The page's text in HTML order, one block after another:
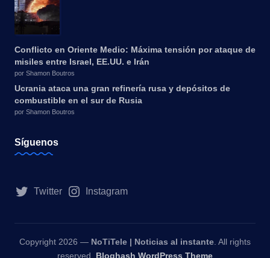
Conflicto en Oriente Medio: Máxima tensión por ataque de
misiles entre Israel, EE.UU. e Irán
por Shamon Boutros
Ucrania ataca una gran refinería rusa y depósitos de
combustible en el sur de Rusia
por Shamon Boutros
Síguenos
Twitter Instagram
Copyright 2026 — NoTiTele | Noticias al instante . All rights
reserved.
Bloghash WordPress Theme